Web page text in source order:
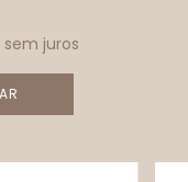
sem juros